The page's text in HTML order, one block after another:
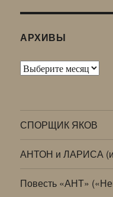
АРХИВЫ
Архивы
СПОРЩИК ЯКОВ
АНТОН и ЛАРИСА
Повесть «АНТ»